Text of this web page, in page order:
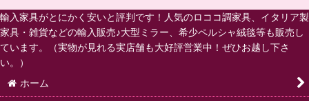
輸入家具がとにかく安いと評判です！人気のロココ調家具、イタリア製
家具・雑貨などの輸入販売♪大型ミラー、希少ペルシャ絨毯等も販売し
ています。（実物が見れる実店舗も大好評営業中！ぜひお越し下さ
い。）
ホーム